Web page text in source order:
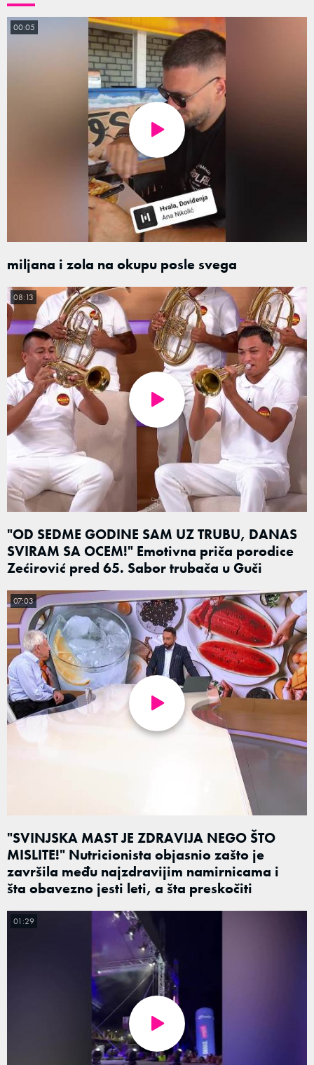
miljana i zola na okupu posle svega
00:05
"OD SEDME GODINE SAM UZ TRUBU, DANAS
SVIRAM SA OCEM!" Emotivna priča porodice
Zećirović pred 65. Sabor trubača u Guči
08:13
"SVINJSKA MAST JE ZDRAVIJA NEGO ŠTO
MISLITE!" Nutricionista objasnio zašto je
završila među najzdravijim namirnicama i
šta obavezno jesti leti, a šta preskočiti
07:03
01:29